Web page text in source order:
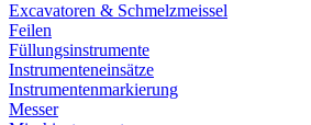
Excavatoren & Schmelzmeissel
Feilen
Füllungsinstrumente
Instrumenteneinsätze
Instrumentenmarkierung
Messer